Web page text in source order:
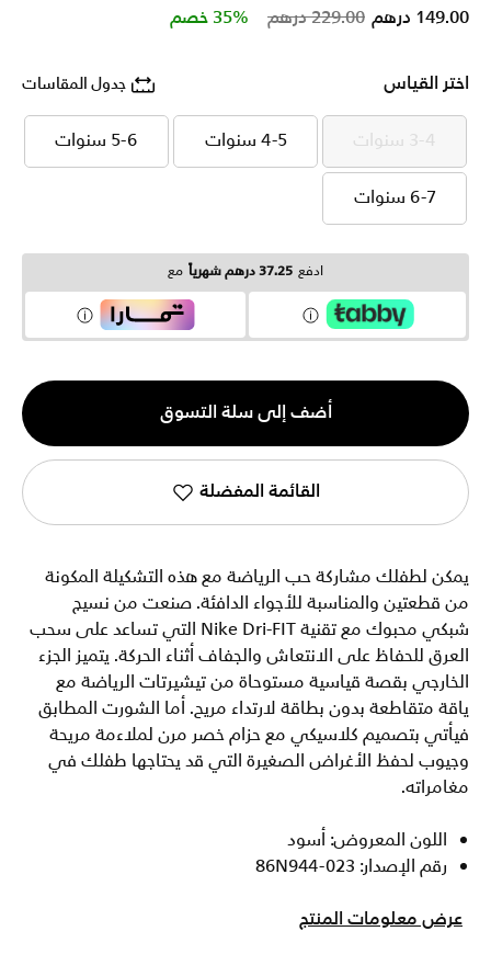
Price reduced from
229.00 درهم to 149.00 درهم 35% خصم
اختر القياس جدول المقاسات
3-4 سنوات 3-4 سنوات 4-5 سنوات 4-5 سنوات 5-6 سنوات 5-6 سنوات
6-7 سنوات 6-7 سنوات
ادفع 37.25 درهم شهرياً مع
الكمية
1
أضف إلى سلة التسوق
القائمة المفضلة
يمكن لطفلك مشاركة حب الرياضة مع هذه التشكيلة المكونة
من قطعتين والمناسبة للأجواء الدافئة. صنعت من نسيج
شبكي محبوك مع تقنية Nike Dri-FIT التي تساعد على سحب
العرق للحفاظ على الانتعاش والجفاف أثناء الحركة. يتميز الجزء
الخارجي بقصة قياسية مستوحاة من تيشيرتات الرياضة مع
ياقة متقاطعة بدون بطاقة لارتداء مريح. أما الشورت المطابق
فيأتي بتصميم كلاسيكي مع حزام خصر مرن لملاءمة مريحة
وجيوب لحفظ الأغراض الصغيرة التي قد يحتاجها طفلك في
مغامراته.
اللون المعروض: أسود
رقم الإصدار: 86N944-023
عرض معلومات المنتج